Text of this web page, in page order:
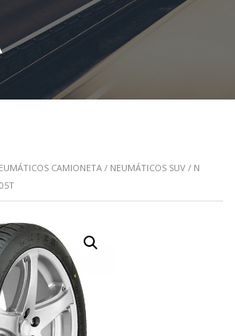
CAMIONETA / NEUMÁTICOS SUV / N